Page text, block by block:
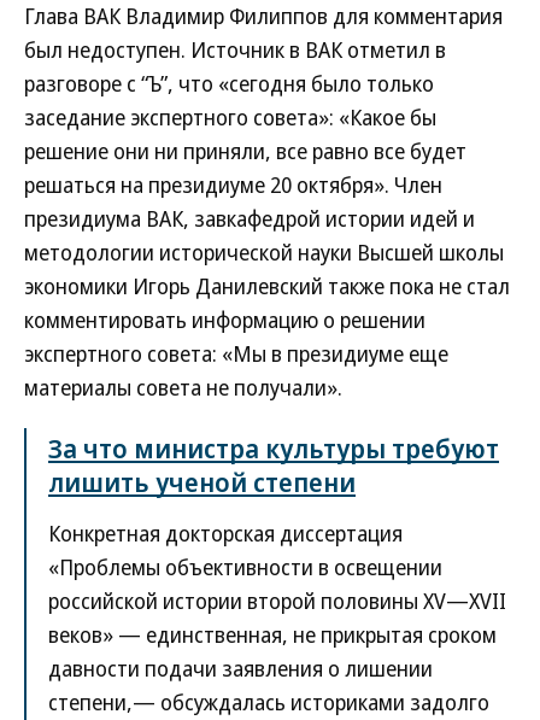
Глава ВАК Владимир Филиппов для комментария
был недоступен. Источник в ВАК отметил в
разговоре с “Ъ”, что «сегодня было только
заседание экспертного совета»: «Какое бы
решение они ни приняли, все равно все будет
решаться на президиуме 20 октября». Член
президиума ВАК, завкафедрой истории идей и
методологии исторической науки Высшей школы
экономики Игорь Данилевский также пока не стал
комментировать информацию о решении
экспертного совета: «Мы в президиуме еще
материалы совета не получали».
За что министра культуры требуют
лишить ученой степени
Конкретная докторская диссертация
«Проблемы объективности в освещении
российской истории второй половины XV—XVII
веков» — единственная, не прикрытая сроком
давности подачи заявления о лишении
степени,— обсуждалась историками задолго